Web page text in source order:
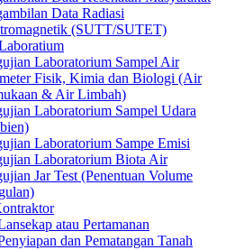
Data Radiasi
(SUTT/SUTET)
Laboratorium Sampel Air
Fisik, Kimia dan Biologi (Air
& Air Limbah)
Laboratorium Sampel Udara
Laboratorium Sampe Emisi
Laboratorium Biota Air
Jar Test (Penentuan Volume
atau Pertamanan
dan Pematangan Tanah